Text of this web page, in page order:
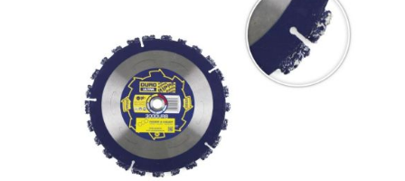
afbeeldingen-